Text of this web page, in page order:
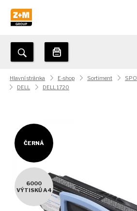
Hlavní stránka E-shop Sortiment
DELL
DELL 1720
ČERNÁ
6000
VÝTISKŮ A4